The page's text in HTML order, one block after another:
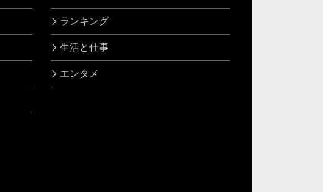
ランキング
生活と仕事
エンタメ